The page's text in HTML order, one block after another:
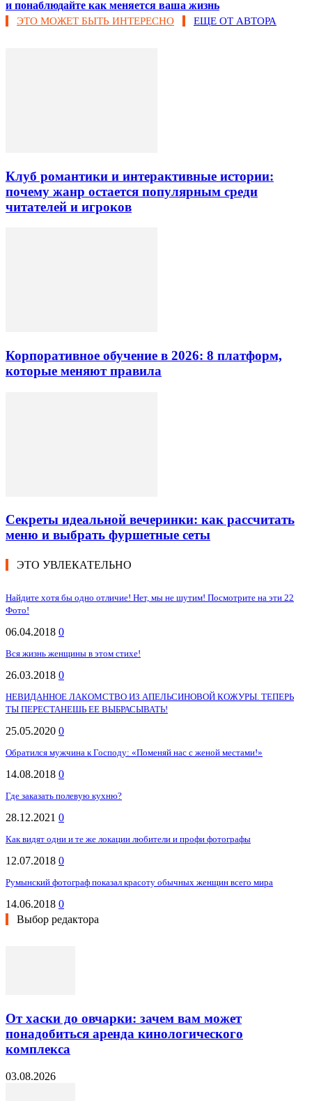
и понаблюдайте как меняется ваша жизнь
ЭТО МОЖЕТ БЫТЬ ИНТЕРЕСНО ЕЩЕ ОТ АВТОРА
Клуб романтики и интерактивные истории:
почему жанр остается популярным среди
читателей и игроков
Корпоративное обучение в 2026: 8 платформ,
которые меняют правила
Секреты идеальной вечеринки: как рассчитать
меню и выбрать фуршетные сеты
ЭТО УВЛЕКАТЕЛЬНО
Найдите хотя бы одно отличие! Нет, мы не шутим! Посмотрите на эти 22
Фото!
06.04.2018 0
Вся жизнь женщины в этом стихе!
26.03.2018 0
НЕВИДАННОЕ ЛАКОМСТВО ИЗ АПЕЛЬСИНОВОЙ КОЖУРЫ. ТЕПЕРЬ
ТЫ ПЕРЕСТАНЕШЬ ЕЕ ВЫБРАСЫВАТЬ!
25.05.2020 0
Обратился мужчина к Господу: «Поменяй нас с женой местами!»
14.08.2018 0
Где заказать полевую кухню?
28.12.2021 0
Как видят одни и те же локации любители и профи фотографы
12.07.2018 0
Румынский фотограф показал красоту обычных женщин всего мира
14.06.2018 0
Выбор редактора
От хаски до овчарки: зачем вам может
понадобиться аренда кинологического
комплекса
03.08.2026